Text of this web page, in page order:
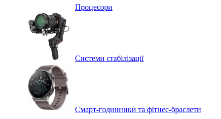
Процесори
Системи стабілізації
Смарт-годинники та фітнес-браслети